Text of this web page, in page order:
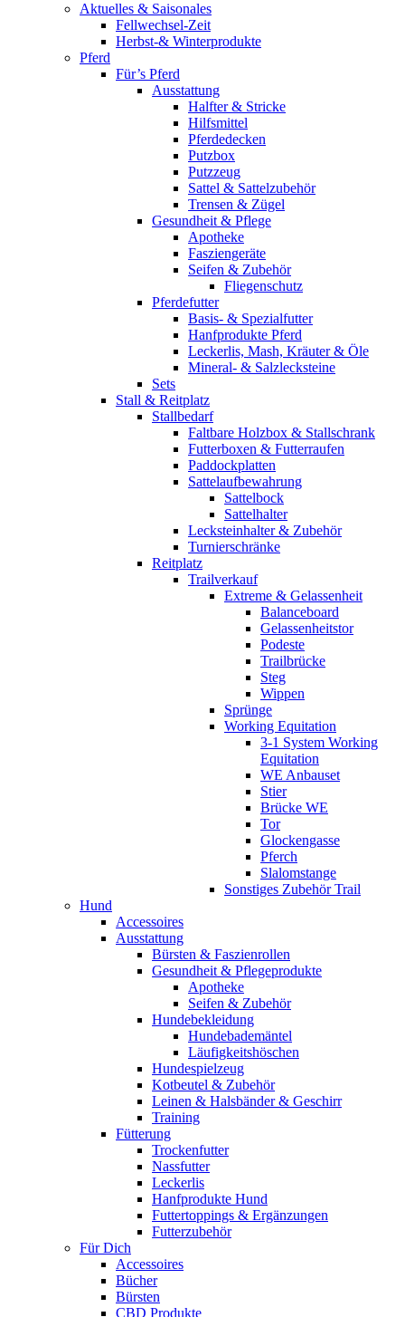
Aktuelles & Saisonales
Fellwechsel-Zeit
Herbst-& Winterprodukte
Pferd
Für’s Pferd
Ausstattung
Halfter & Stricke
Hilfsmittel
Pferdedecken
Putzbox
Putzzeug
Sattel & Sattelzubehör
Trensen & Zügel
Gesundheit & Pflege
Apotheke
Fasziengeräte
Seifen & Zubehör
Fliegenschutz
Pferdefutter
Basis- & Spezialfutter
Hanfprodukte Pferd
Leckerlis, Mash, Kräuter & Öle
Mineral- & Salzlecksteine
Sets
Stall & Reitplatz
Stallbedarf
Faltbare Holzbox & Stallschrank
Futterboxen & Futterraufen
Paddockplatten
Sattelaufbewahrung
Sattelbock
Sattelhalter
Lecksteinhalter & Zubehör
Turnierschränke
Reitplatz
Trailverkauf
Extreme & Gelassenheit
Balanceboard
Gelassenheitstor
Podeste
Trailbrücke
Steg
Wippen
Sprünge
Working Equitation
3-1 System Working
Equitation
WE Anbauset
Stier
Brücke WE
Tor
Glockengasse
Pferch
Slalomstange
Sonstiges Zubehör Trail
Hund
Accessoires
Ausstattung
Bürsten & Faszienrollen
Gesundheit & Pflegeprodukte
Apotheke
Seifen & Zubehör
Hundebekleidung
Hundebademäntel
Läufigkeitshöschen
Hundespielzeug
Kotbeutel & Zubehör
Leinen & Halsbänder & Geschirr
Training
Fütterung
Trockenfutter
Nassfutter
Leckerlis
Hanfprodukte Hund
Futtertoppings & Ergänzungen
Futterzubehör
Für Dich
Accessoires
Bücher
Bürsten
CBD Produkte